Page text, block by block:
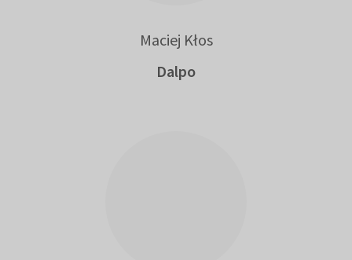
Maciej Kłos
Dalpo